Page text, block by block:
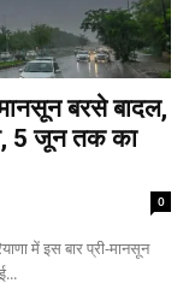
बरसे बादल,
5 जून तक का
0
में इस बार प्री-मानसून